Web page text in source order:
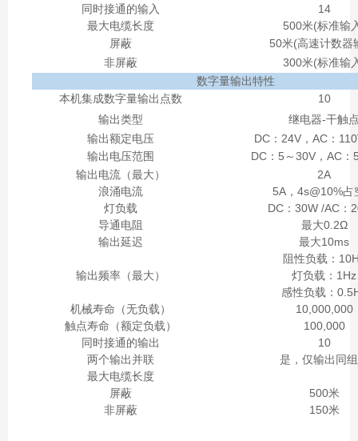
同时接通的输入
14
最大电缆长度
500米(标准输
屏蔽
50米(高速计数器
非屏蔽
300米(标准输
数字量输出特性
本机集成数字量输出点数
10
输出类型
继电器-干触
输出额定电压
DC：24V，AC：
输出电压范围
DC：5～30V，AC：
输出电流（最大）
2A
浪涌电流
5A，4s@10%占
灯负载
DC：30W /AC：
导通电阻
最大0.2Ω
输出延迟
最大10ms
输出频率（最大）
阻性负载：
灯负载：1Hz
感性负载：
机械寿命（无负载）
10,000,000
触点寿命（额定负载）
100,000
同时接通的输出
10
两个输出并联
是，仅输出同
最大电缆长度
屏蔽
500米
非屏蔽
150米